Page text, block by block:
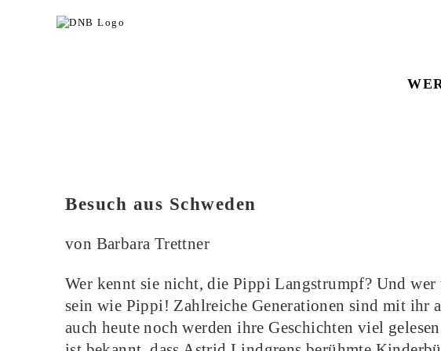
Besuch aus Schweden
von Barbara Trettner
Wer kennt sie nicht, die Pippi Langstrumpf? Und
sein wie Pippi! Zahlreiche Generationen sind mit ihr
auch heute noch werden ihre Geschichten viel